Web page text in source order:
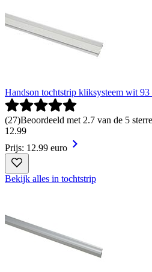
Handson tochtstrip kliksysteem wit 93
(27)Beoordeeld met 2.7 van de 5
12.99
Prijs: 12.99 euro
Bekijk alles in tochtstrip